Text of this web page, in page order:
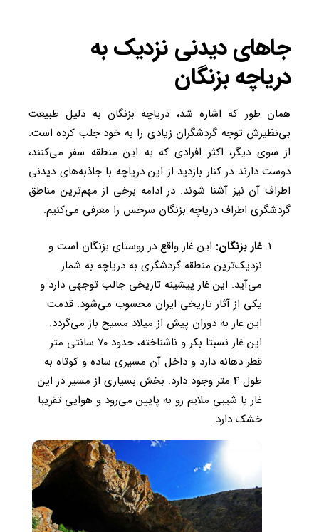
جاهای دیدنی نزدیک به
دریاچه بزنگان
همان طور که اشاره شد، دریاچه بزنگان به دلیل طبیعت
بی‌نظیرش توجه گردشگران زیادی را به خود جلب کرده است.
از سوی دیگر، اکثر افرادی که به این منطقه سفر می‌کنند،
دوست دارند در کنار بازدید از این دریاچه با جاذبه‌های دیدنی
اطراف آن نیز آشنا شوند. در ادامه برخی از مهم‌ترین مناطق
گردشگری اطراف دریاچه بزنگان سرخس را معرفی می‌کنیم.
غار بزنگان: این غار واقع در روستای بزنگان است و
نزدیک‌ترین منطقه گردشگری به دریاچه به شمار
می‌آید. این غار پیشینه تاریخی جالب ‌توجهی دارد و
یکی از آثار تاریخی ایران محسوب می‌شود. قدمت
این غار به دوران پیش از میلاد مسیح باز می‌گردد.
این غار نسبتا بکر و ناشناخته، حدود ۷۰ سانتی متر
قطر دهانه دارد و داخل آن مسیری ساده و کوتاه به
طول ۴ متر وجود دارد. بخش بسیاری از مسیر در این
غار با شیبی ملایم رو به پایین می‌رود و هوایی تقریبا
خشک دارد.